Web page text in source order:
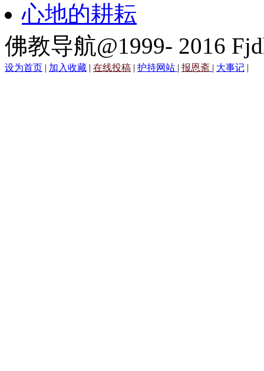
心地的耕耘
佛教导航@1999- 2016
设为首页 | 加入收藏 | 在线投稿 | 护持网站 | 报恩斋 | 大事记 |